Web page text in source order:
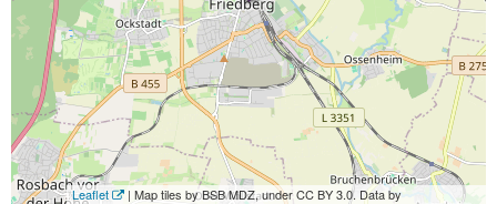
Leaflet
| Map tiles by BSB MDZ, under CC BY 3.0. Data by